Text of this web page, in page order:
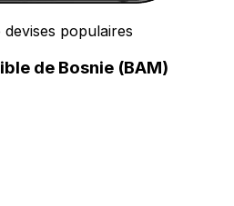
populaires
de Bosnie (BAM)